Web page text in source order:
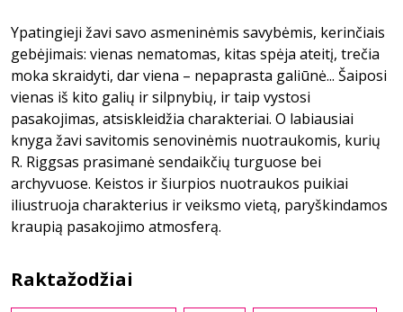
Ypatingieji žavi savo asmeninėmis savybėmis, kerinčiais
gebėjimais: vienas nematomas, kitas spėja ateitį, trečia
moka skraidyti, dar viena – nepaprasta galiūnė... Šaiposi
vienas iš kito galių ir silpnybių, ir taip vystosi
pasakojimas, atsiskleidžia charakteriai. O labiausiai
knyga žavi savitomis senovinėmis nuotraukomis, kurių
R. Riggsas prasimanė sendaikčių turguose bei
archyvuose. Keistos ir šiurpios nuotraukos puikiai
iliustruoja charakterius ir veiksmo vietą, paryškindamos
kraupią pasakojimo atmosferą.
Raktažodžiai